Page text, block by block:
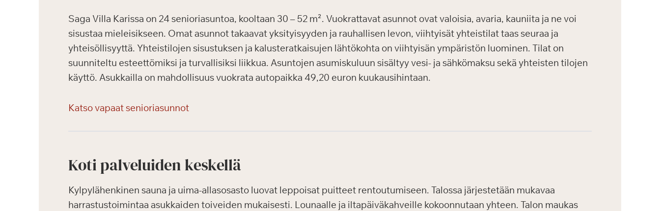
Saga Villa Karissa on 24 senioriasuntoa, kooltaan 30 – 52 m². Vuokrattavat asunnot ovat valoisia, avaria, kauniita ja ne voi
sisustaa mieleisikseen. Omat asunnot takaavat yksityisyyden ja rauhallisen levon, viihtyisät yhteistilat taas seuraa ja
yhteisöllisyyttä. Yhteistilojen sisustuksen ja kalusteratkaisujen lähtökohta on viihtyisän ympäristön luominen. Tilat on
suunniteltu esteettömiksi ja turvallisiksi liikkua. Asuntojen asumiskuluun sisältyy vesi- ja sähkömaksu sekä yhteisten tilojen
käyttö. Asukkailla on mahdollisuus vuokrata autopaikka 49,20 euron kuukausihintaan.
Katso vapaat senioriasunnot
Koti palveluiden keskellä
Kylpylähenkinen sauna ja uima-allasosasto luovat leppoisat puitteet rentoutumiseen. Talossa järjestetään mukavaa
harrastustoimintaa asukkaiden toiveiden mukaisesti. Lounaalle ja iltapäiväkahveille kokoonnutaan yhteen. Talon maukas